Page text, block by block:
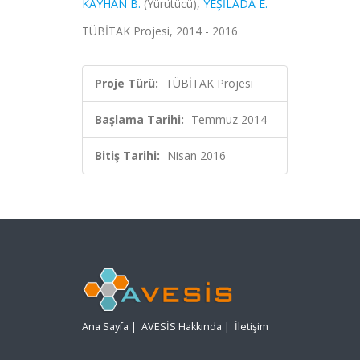
KAYHAN B. (Yürütücü), YEŞİLADA E.
TÜBİTAK Projesi, 2014 - 2016
Proje Türü: TÜBİTAK Projesi
Başlama Tarihi: Temmuz 2014
Bitiş Tarihi: Nisan 2016
Ana Sayfa | AVESİS Hakkında | İletişim